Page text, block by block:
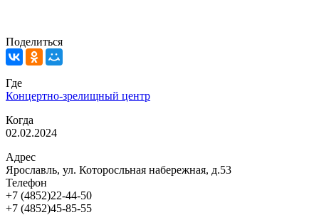
Поделиться
Где
Концертно-зрелищный центр
Когда
02.02.2024
Адрес
Ярославль, ул. Которосльная набережная, д.53
Телефон
+7 (4852)22-44-50
+7 (4852)45-85-55